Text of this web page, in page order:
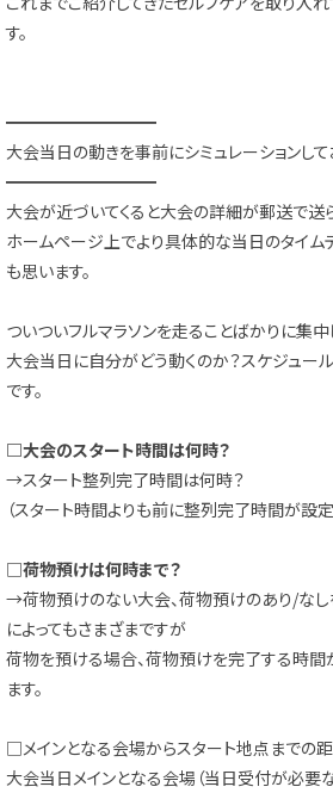
す。
━━━━━━━━━
大会当日の動きを事前にシミュレーションして
━━━━━━━━━
大会が近づいてくると大会の詳細が郵送で送
ホームページ上でより具体的な当日のタイム
も思います。
ついついフルマラソンを走ることばかりに集中
大会当日に自分がどう動くのか？スケジュー
です。
□大会のスタート時間は何時？
→スタート整列完了時間は何時？
（スタート時間よりも前に整列完了時間が設
□荷物預けは何時まで？
→荷物預けのない大会、荷物預けのあり/な
によってもさまざまですが
荷物を預ける場合、荷物預けを完了する時間
ます。
□メインとなる会場からスタート地点までの距
大会当日メインとなる会場（当日受付が必要